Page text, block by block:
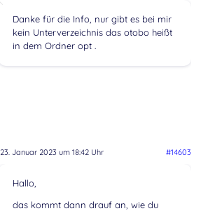
Danke für die Info, nur gibt es bei mir
kein Unterverzeichnis das otobo heißt
in dem Ordner opt .
23. Januar 2023 um 18:42 Uhr #14603
Hallo,
das kommt dann drauf an, wie du